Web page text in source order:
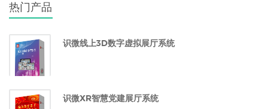
热门产品
识微线上3D数字虚拟展厅系统
识微XR智慧党建展厅系统